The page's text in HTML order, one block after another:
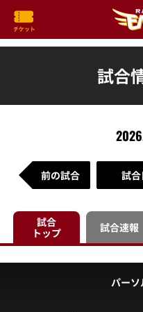
試合
前の試合 試
試合
トップ
試合速報
パーソ